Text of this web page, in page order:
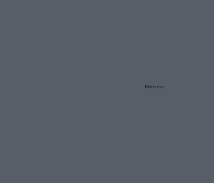
Reklama: